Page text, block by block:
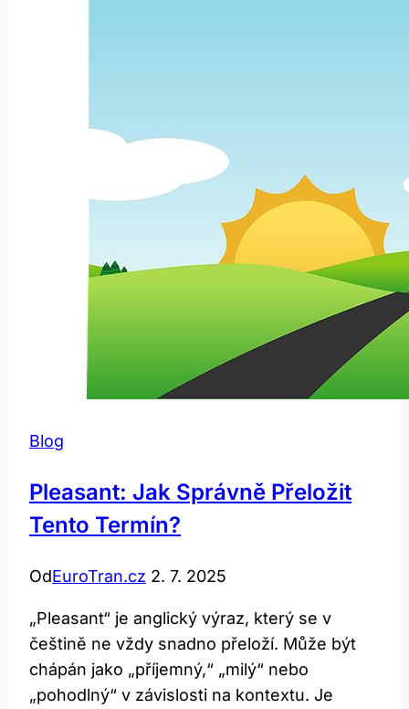
Blog
Pleasant: Jak Správně Přeložit
Tento Termín?
OdEuroTran.cz 2. 7. 2025
„Pleasant“ je anglický výraz, který se v
češtině ne vždy snadno přeloží. Může být
chápán jako „příjemný,“ „milý“ nebo
„pohodlný“ v závislosti na kontextu. Je